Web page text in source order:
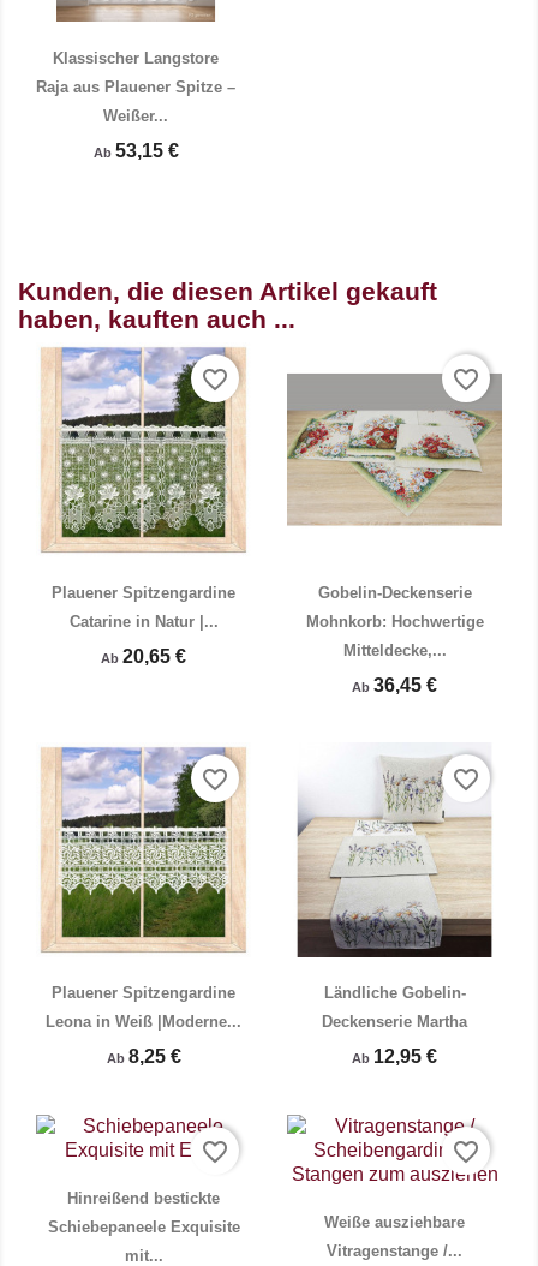
Klassischer Langstore
Raja aus Plauener Spitze –
Weißer...
Ab 53,15 €
Kunden, die diesen Artikel gekauft
haben, kauften auch ...
Vorschau
Plauener Spitzengardine
Catarine in Natur |...
Ab 20,65 €
favorite_border
Gobelin-Deckenserie
Mohnkorb: Hochwertige
Mitteldecke,...
Ab 36,45 €
favorite_border
Vorschau
Plauener Spitzengardine
Leona in Weiß |Moderne...
Ab 8,25 €
favorite_border
Vorschau
Ländliche Gobelin-
Deckenserie Martha
Ab 12,95 €
favorite_border
Hinreißend bestickte
Schiebepaneele Exquisite
mit...
favorite_border
Weiße ausziehbare
Vitragenstange /...
favorite_border